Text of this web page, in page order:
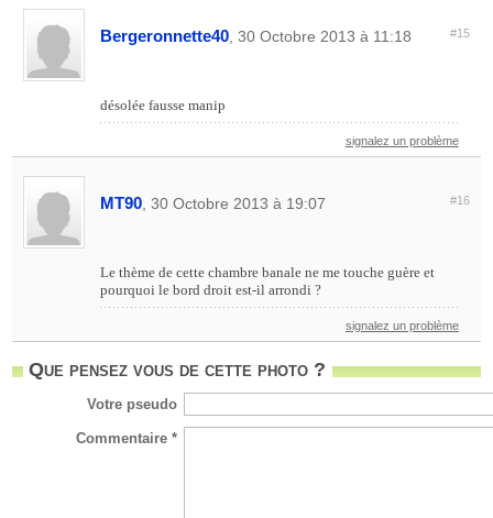
Bergeronnette40 , 30 Octobre 2013 à 11:18 #15
désolée fausse manip
signalez un problème
MT90 , 30 Octobre 2013 à 19:07 #16
Le thème de cette chambre banale ne me touche guère et
pourquoi le bord droit est-il arrondi ?
signalez un problème
Que pensez vous de cette photo ?
Votre pseudo
Commentaire *